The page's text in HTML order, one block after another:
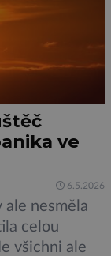
ve
6.5.2026
ale nesměla
celou
všichni ale